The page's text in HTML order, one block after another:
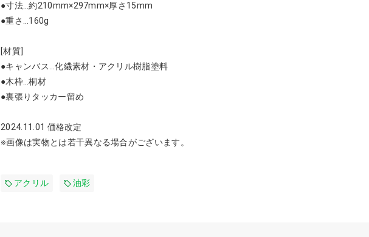
●寸法…約210mm×297mm×厚さ15mm
●重さ…160g
[材質]
●キャンバス…化繊素材・アクリル樹脂塗料
●木枠…桐材
●裏張りタッカー留め
2024.11.01 価格改定
※画像は実物とは若干異なる場合がございます。
アクリル 油彩